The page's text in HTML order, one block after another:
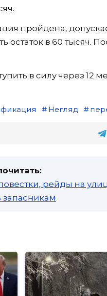
пройдена,
остаток в 60 тысяч.
в силу через 12
Негляд
рейды на
запасникам